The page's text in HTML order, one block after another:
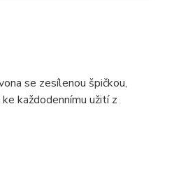
se zesílenou špičkou,
každodennímu užití z